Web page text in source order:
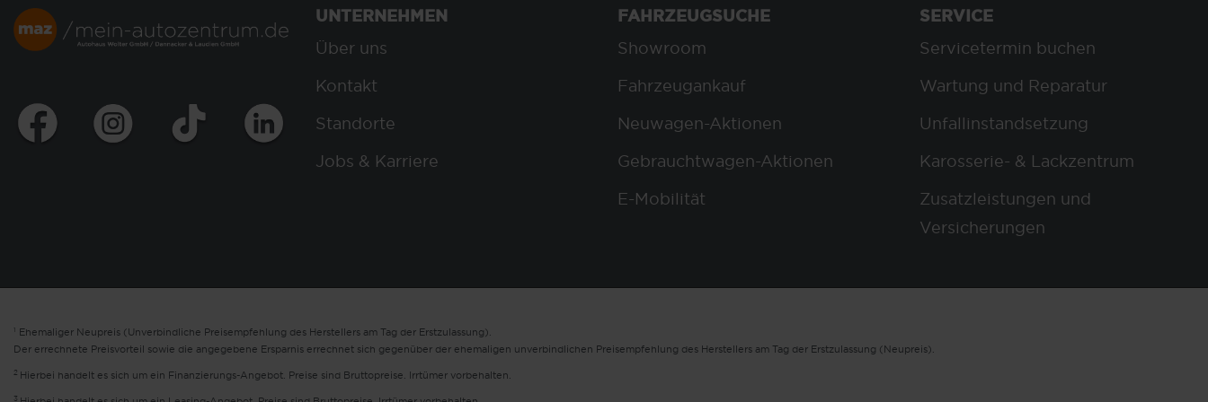
UNTERNEHMEN
Über uns
Kontakt
Standorte
Jobs & Karriere
FAHRZEUGSUCHE
Showroom
Fahrzeugankauf
Neuwagen-Aktionen
Gebrauchtwagen-Aktionen
E-Mobilität
SERVICE
Servicetermin buchen
Wartung und Reparatur
Unfallinstandsetzung
Karosserie- & Lackzentrum
Zusatzleistungen und
Versicherungen
1 Ehemaliger Neupreis (Unverbindliche Preisempfehlung des Herstellers am Tag der Erstzulassung).
Der errechnete Preisvorteil sowie die angegebene Ersparnis errechnet sich gegenüber der ehemaligen unverbindlichen Preisempfehlung des Herstellers am Tag der Erstzulassung (Neupreis).
2 Hierbei handelt es sich um ein Finanzierungs-Angebot. Preise sind Bruttopreise. Irrtümer vorbehalten.
3